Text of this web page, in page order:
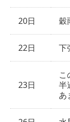
20日 穀
22日 下
23日
こ
半
あ